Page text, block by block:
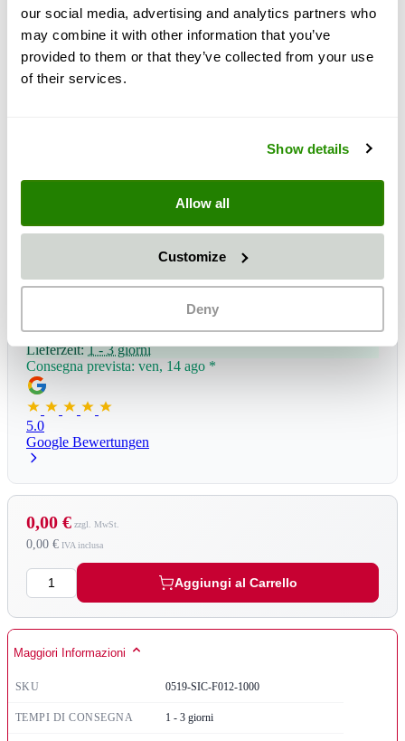
our social media, advertising and analytics partners who
may combine it with other information that you’ve
provided to them or that they’ve collected from your use
of their services.
Show details
Allow all
Customize
Deny
Lieferzeit: 1 - 3 giorni
Consegna prevista: ven, 14 ago *
5.0
Google Bewertungen
0,00 €
0,00 €
Quantità
Aggiungi al Carrello
Maggiori Informazioni
SKU 0519-SIC-F012-1000
TEMPI DI CONSEGNA 1 - 3 giorni